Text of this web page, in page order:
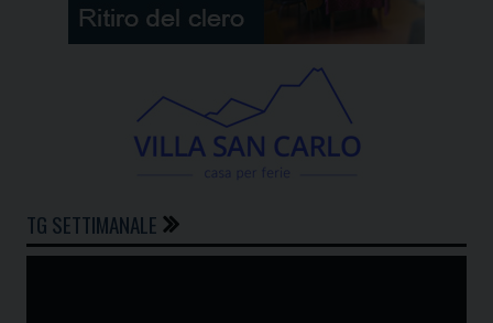
TG SETTIMANALE